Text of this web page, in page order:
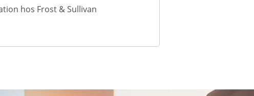
hos Frost & Sullivan